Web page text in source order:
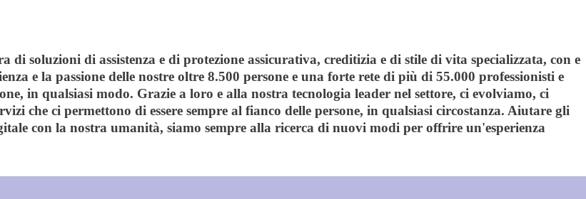
soluzioni di assistenza e di protezione assicurativa, creditizia e di stile di vita specializzata, con e
e la passione delle nostre oltre 8.500 persone e una forte rete di più di 55.000 professionisti e
in qualsiasi modo. Grazie a loro e alla nostra tecnologia leader nel settore, ci evolviamo, ci
che ci permettono di essere sempre al fianco delle persone, in qualsiasi circostanza. Aiutare gli
con la nostra umanità, siamo sempre alla ricerca di nuovi modi per offrire un'esperienza